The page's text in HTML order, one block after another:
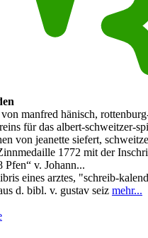
manfred hänisch,
für das albert-schweitzer-
von jeanette siefert,
1772 mit der
Pfen“ v. Johann...
eines arztes, "schreib-
d. bibl. v. gustav seiz mehr...